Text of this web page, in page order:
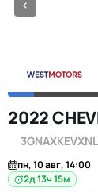
2022
пн, 10 авг, 14:00
2д 13ч 15м